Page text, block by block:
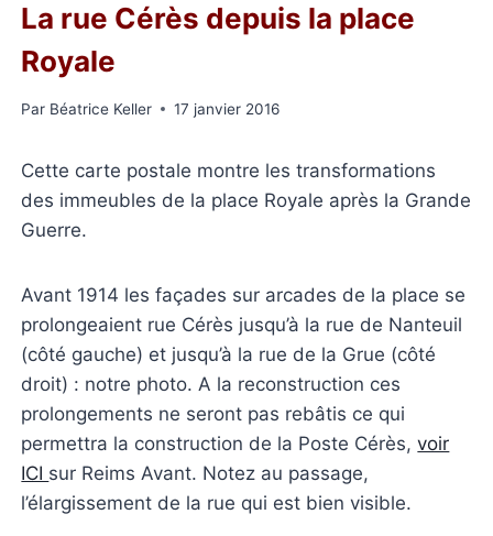
La rue Cérès depuis la place
Royale
Par Béatrice Keller 17 janvier 2016
Cette carte postale montre les transformations
des immeubles de la place Royale après la Grande
Guerre.
Avant 1914 les façades sur arcades de la place se
prolongeaient rue Cérès jusqu’à la rue de Nanteuil
(côté gauche) et jusqu’à la rue de la Grue (côté
droit) : notre photo. A la reconstruction ces
prolongements ne seront pas rebâtis ce qui
permettra la construction de la Poste Cérès,voir
ICI sur Reims Avant. Notez au passage,
l’élargissement de la rue qui est bien visible.